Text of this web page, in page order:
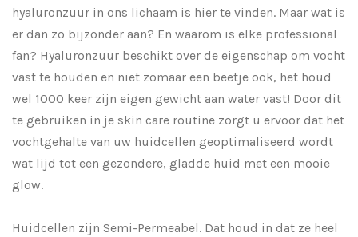
hyaluronzuur in ons lichaam is hier te vinden. Maar wat is
er dan zo bijzonder aan? En waarom is elke professional
fan? Hyaluronzuur beschikt over de eigenschap om vocht
vast te houden en niet zomaar een beetje ook, het houd
wel 1000 keer zijn eigen gewicht aan water vast! Door dit
te gebruiken in je skin care routine zorgt u ervoor dat het
vochtgehalte van uw huidcellen geoptimaliseerd wordt
wat lijd tot een gezondere, gladde huid met een mooie
glow.
Huidcellen zijn Semi-Permeabel. Dat houd in dat ze heel